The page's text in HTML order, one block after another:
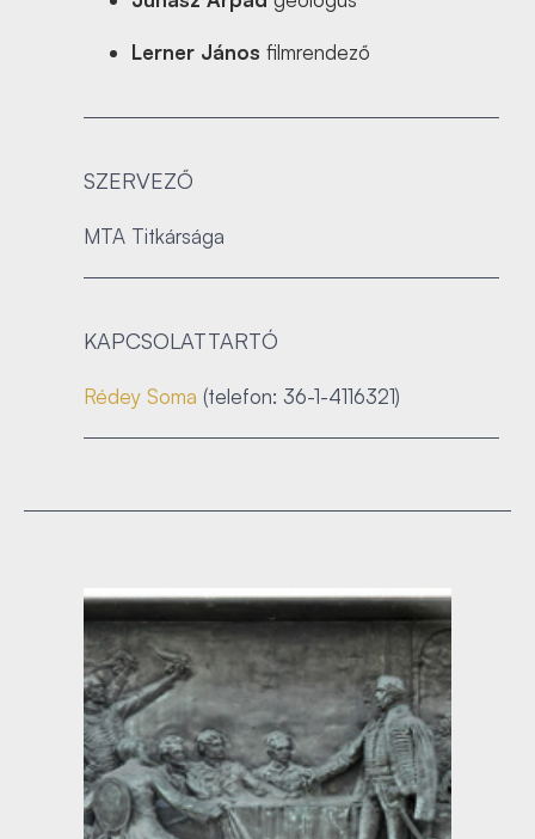
Lerner János filmrendező
SZERVEZŐ
MTA Titkársága
KAPCSOLATTARTÓ
Rédey Soma (telefon: 36-1-4116321)